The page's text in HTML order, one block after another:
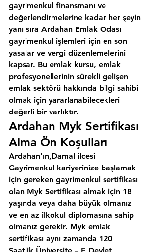
gayrimenkul finansmanı ve
değerlendirmelerine kadar her şeyin
yanı sıra Ardahan Emlak Odası
gayrimenkul işlemleri için en son
yasalar ve vergi düzenlemelerini
kapsar. Bu emlak kursu, emlak
profesyonellerinin sürekli gelişen
emlak sektörü hakkında bilgi sahibi
olmak için yararlanabilecekleri
değerli bir varlıktır.
Ardahan Myk Sertifikası
Alma Ön Koşulları
Ardahan’ın,Damal ilcesi
Gayrimenkul kariyerinize başlamak
için gereken gayrimenkul sertifikası
olan Myk Sertifikası almak için 18
yaşında veya daha büyük olmanız
ve en az ilkokul diplomasına sahip
olmanız gerekir. Myk emlak
sertifikası aynı zamanda 120